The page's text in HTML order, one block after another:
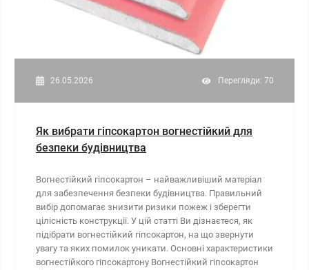
26.05.2026 Перегляди: 70
Як вибрати гіпсокартон вогнестійкий для
безпеки будівництва
Вогнестійкий гіпсокартон – найважливіший матеріал
для забезпечення безпеки будівництва. Правильний
вибір допомагає знизити ризики пожеж і зберегти
цілісність конструкції. У цій статті Ви дізнаєтеся, як
підібрати вогнестійкий гіпсокартон, на що звернути
увагу та яких помилок уникати. Основні характеристики
вогнестійкого гіпсокартону Вогнестійкий гіпсокартон